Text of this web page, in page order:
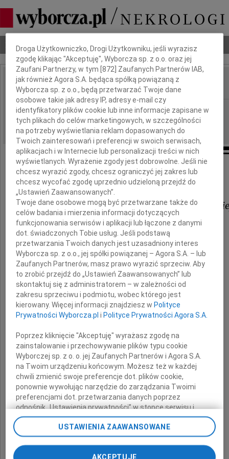
Nekrologi Odeszli Poradnik pogrzebowy
IMIĘ I NAZWISKO:
REGION: Gdańsk
DATA EMISJI: 06.06.2012
Najserdeczniejsze wyrazy współczucia
Pani Iwonie Kasprzyk-
z powodu śmierci
Mamy
składają
Dbamy o Twoją prywatność
Droga Użytkowniczko, Drogi Użytkowniku, jeśli wyrazisz
zgodę klikając "Akceptuję", Wyborcza sp. z o.o. oraz jej
Zaufani Partnerzy, w tym [872 ] Zaufanych Partnerów IAB,
jak również Agora S.A. będąca spółką powiązaną z
Wyborcza sp. z o.o., będą przetwarzać Twoje dane
osobowe takie jak adresy IP, adresy e-mail czy
identyfikatory plików cookie lub inne informacje zapisane w
tych plikach do celów marketingowych, w szczególności
na potrzeby wyświetlania reklam dopasowanych do
Twoich zainteresowań i preferencji w swoich serwisach,
aplikacjach i w Internecie lub personalizacji treści w nich
wyświetlanych. Wyrażenie zgody jest dobrowolne. Jeśli nie
chcesz wyrazić zgody, chcesz ograniczyć jej zakres lub
chcesz wycofać zgodę uprzednio udzieloną przejdź do
„Ustawień Zaawansowanych”.
Twoje dane osobowe mogą być przetwarzane także do
celów badania i mierzenia informacji dotyczących
funkcjonowania serwisów i aplikacji lub łączone z danymi
dot. świadczonych Tobie usług. Jeśli podstawą
przetwarzania Twoich danych jest uzasadniony interes
Wyborcza sp. z o.o., jej spółki powiązanej – Agora S.A. – lub
Zaufanych Partnerów, masz prawo wyrazić sprzeciw. Aby
to zrobić przejdź do „Ustawień Zaawansowanych” lub
skontaktuj się z administratorem – w zależności od
zakresu sprzeciwu i podmiotu, wobec którego jest
kierowany. Więcej informacji znajdziesz w Polityce
Prywatności Wyborcza.pl i Polityce Prywatności Agora S.A.
Poprzez kliknięcie "Akceptuję" wyrażasz zgodę na
zainstalowanie i przechowywanie plików typu cookie
Wyborczej sp. z o. o. jej Zaufanych Partnerów i Agora S.A.
na Twoim urządzeniu końcowym. Możesz też w każdej
chwili zmienić swoje preferencje dot. plików cookie,
ponownie wywołując narzędzie do zarządzania Twoimi
preferencjami dot. przetwarzania danych poprzez
odnośnik „Ustawienia prywatności” w stopce serwisu i
przechodząc do sekcji „Ustawienia zaawansowane”.
Zmiana ustawień plików cookie możliwa jest także za
pomocą ustawień przeglądarki.
USTAWIENIA ZAAWANSOWANE
AKCEPTUJĘ